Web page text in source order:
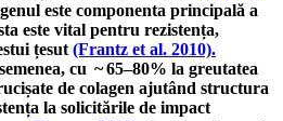
este componenta principală a
este vital pentru rezistența,
țesut (Frantz et al. 2010).
cu ~ 65–80% la greutatea
de colagen ajutând structura
la solicitările de impact